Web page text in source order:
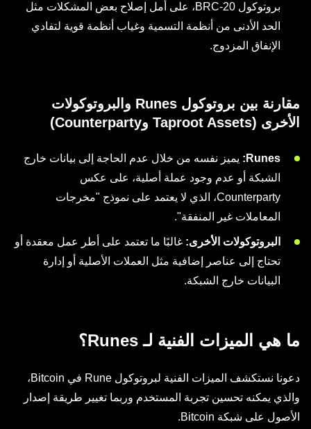
بروتوكول BRC-20، على أمل إصلاح بعض المشكلات مثل
الحد الأدنى من أنظمة التسمية وغياب أنظمة قوية لتفادي
الإنفاق المزدوج.
مقارنة بين بروتوكول Runes والبروتوكولات
الأخرى (Taproot Assets وCounterparty)
Runes:
يميز نفسه من خلال عدم الحاجة إلى بيانات خارج
الشبكة أو عدم وجود عملة أصلية، على عكس
Counterparty، الذي لا يعتمد على نموذج "مخرجات
المعاملات غير المنفقة".
البروتوكولات الأخرى: غالبًا ما تعتمد على أطر عمل معقدة أو
تحتاج إلى عناصر إضافية مثل العملات الأصلية أو إدارة
البيانات خارج الشبكة.
ما هي الميزات الفنية لـ Runes؟
دعونا نستكشف الميزات الفنية لبروتوكول Rune في Bitcoin،
والذي يمكنه تحسين تجربة المستخدم وربما تغيير طريقة إصدار
الأصول على شبكة Bitcoin.